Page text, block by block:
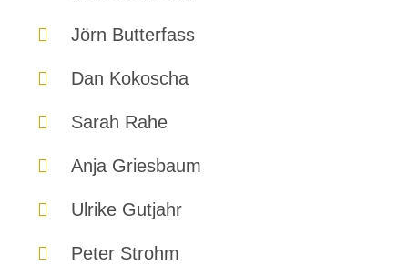
Jörn Butterfass
Dan Kokoscha
Sarah Rahe
Anja Griesbaum
Ulrike Gutjahr
Peter Strohm